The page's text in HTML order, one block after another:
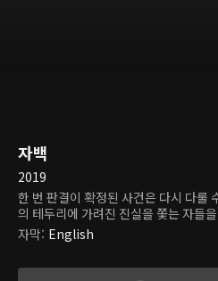
자백
2019
한 번 판결이 확정된 사건은 다시 다룰
의 테두리에 가려진 진실을 쫓는 자들
자막: English